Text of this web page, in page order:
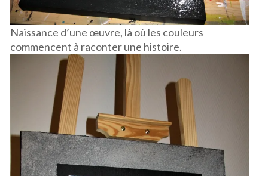
Naissance d’une œuvre, là où les couleurs
commencent à raconter une histoire.